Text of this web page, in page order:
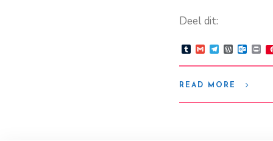
Deel dit:
TumblrGmailTelegram
READ MORE